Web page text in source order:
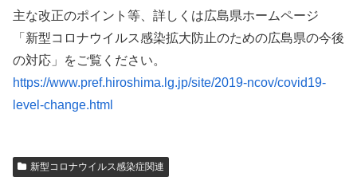
主な改正のポイント等、詳しくは広島県ホームページ
「新型コロナウイルス感染拡大防止のための広島県の今後
の対応」をご覧ください。
https://www.pref.hiroshima.lg.jp/site/2019-ncov/covid19-
level-change.html
新型コロナウイルス感染症関連